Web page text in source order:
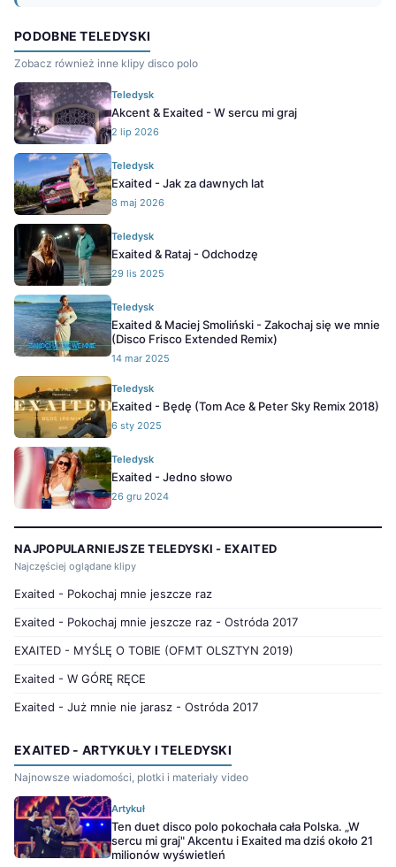
PODOBNE TELEDYSKI
Zobacz również inne klipy disco polo
Teledysk
Akcent & Exaited - W sercu mi graj
2 lip 2026
Teledysk
Exaited - Jak za dawnych lat
8 maj 2026
Teledysk
Exaited & Rataj - Odchodzę
29 lis 2025
Teledysk
Exaited & Maciej Smoliński - Zakochaj się we mnie
(Disco Frisco Extended Remix)
14 mar 2025
Teledysk
Exaited - Będę (Tom Ace & Peter Sky Remix 2018)
6 sty 2025
Teledysk
Exaited - Jedno słowo
26 gru 2024
NAJPOPULARNIEJSZE TELEDYSKI - EXAITED
Najczęściej oglądane klipy
Exaited - Pokochaj mnie jeszcze raz
Exaited - Pokochaj mnie jeszcze raz - Ostróda 2017
EXAITED - MYŚLĘ O TOBIE (OFMT OLSZTYN 2019)
Exaited - W GÓRĘ RĘCE
Exaited - Już mnie nie jarasz - Ostróda 2017
EXAITED - ARTYKUŁY I TELEDYSKI
Najnowsze wiadomości, plotki i materiały video
Artykuł
Ten duet disco polo pokochała cała Polska. „W
sercu mi graj" Akcentu i Exaited ma dziś około 21
milionów wyświetleń